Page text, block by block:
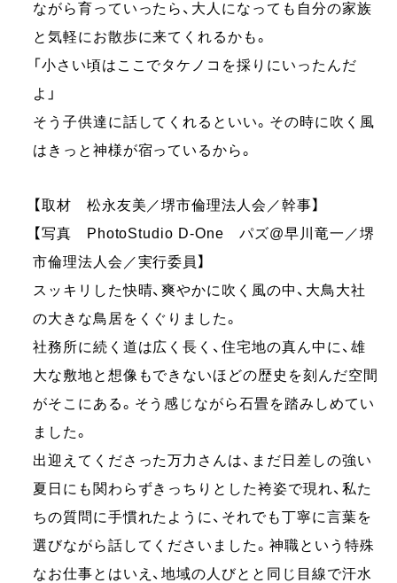
ながら育っていったら、大人になっても自分の家族
と気軽にお散歩に来てくれるかも。
「小さい頃はここでタケノコを採りにいったんだ
よ」
そう子供達に話してくれるといい。その時に吹く風
はきっと神様が宿っているから。
【取材 松永友美／堺市倫理法人会／幹事】
【写真 PhotoStudio D-One パズ@早川竜一／堺
市倫理法人会／実行委員】
スッキリした快晴、爽やかに吹く風の中、大鳥大社
の大きな鳥居をくぐりました。
社務所に続く道は広く長く、住宅地の真ん中に、雄
大な敷地と想像もできないほどの歴史を刻んだ空間
がそこにある。そう感じながら石畳を踏みしめてい
ました。
出迎えてくださった万力さんは、まだ日差しの強い
夏日にも関わらずきっちりとした袴姿で現れ、私た
ちの質問に手慣れたように、それでも丁寧に言葉を
選びながら話してくださいました。神職という特殊
なお仕事とはいえ、地域の人びとと同じ目線で汗水